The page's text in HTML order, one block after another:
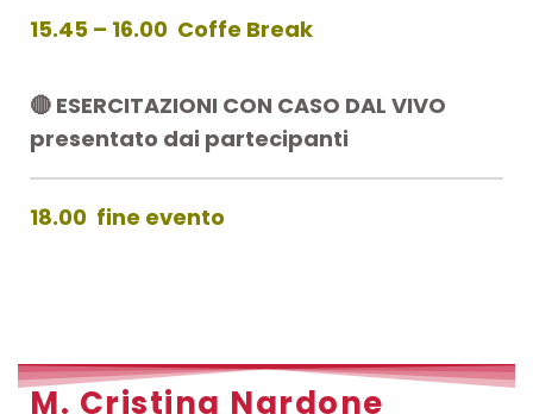
15.45 – 16.00 Coffe Break
🔴 ESERCITAZIONI CON CASO DAL VIVO
presentato dai partecipanti
18.00 fine evento
M. Cristina Nardone